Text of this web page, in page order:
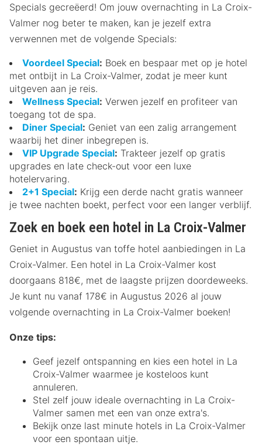
Specials gecreëerd! Om jouw overnachting in La Croix-
Valmer nog beter te maken, kan je jezelf extra
verwennen met de volgende Specials:
Voordeel Special: Boek en bespaar met op je hotel
met ontbijt in La Croix-Valmer, zodat je meer kunt
uitgeven aan je reis.
Wellness Special: Verwen jezelf en profiteer van
toegang tot de spa.
Diner Special: Geniet van een zalig arrangement
waarbij het diner inbegrepen is.
VIP Upgrade Special: Trakteer jezelf op gratis
upgrades en late check-out voor een luxe
hotelervaring.
2+1 Special: Krijg een derde nacht gratis wanneer
je twee nachten boekt, perfect voor een langer verblijf.
Zoek en boek een hotel in La Croix-Valmer
Geniet in Augustus van toffe hotel aanbiedingen in La
Croix-Valmer. Een hotel in La Croix-Valmer kost
doorgaans 818€, met de laagste prijzen doordeweeks.
Je kunt nu vanaf 178€ in Augustus 2026 al jouw
volgende overnachting in La Croix-Valmer boeken!
Onze tips:
Geef jezelf ontspanning en kies een hotel in La
Croix-Valmer waarmee je kosteloos kunt
annuleren.
Stel zelf jouw ideale overnachting in La Croix-
Valmer samen met een van onze extra's.
Bekijk onze last minute hotels in La Croix-Valmer
voor een spontaan uitje.